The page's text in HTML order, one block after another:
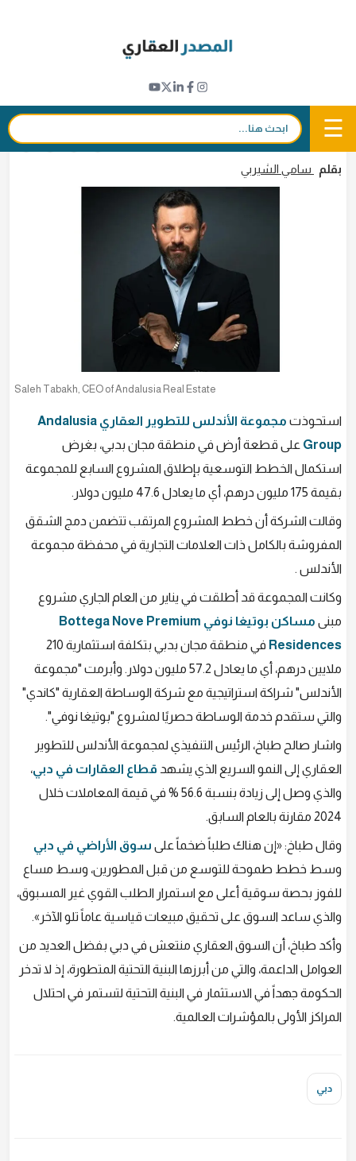
☰ بحث:
"الأندلس" تستحوذ على أرض في منطقة مجان
دبي لإطلاق مشروع عقاري بقيمة 47 مليون دولار
27 يناير 2025 - 17:58 f
𝕏
in
بقلم سامي الشيربي
Saleh Tabakh, CEO of Andalusia Real Estate
استحوذت
مجموعة الأندلس للتطوير العقاري Andalusia
Group على قطعة أرض في منطقة مجان بدبي، بغرض
استكمال الخطط التوسعية بإطلاق المشروع السابع للمجموعة
بقيمة 175 مليون درهم، أي ما يعادل 47.6 مليون دولار.
وقالت الشركة أن خطط المشروع المرتقب تتضمن دمج الشقق
المفروشة بالكامل ذات العلامات التجارية في محفظة مجموعة
الأندلس .
وكانت المجموعة قد أطلقت في يناير من العام الجاري مشروع
مبنى
مساكن بوتيغا نوفي Bottega Nove Premium
Residences
في منطقة مجان بدبي بتكلفة استثمارية 210
ملايين درهم، أي ما يعادل 57.2 مليون دولار. وأبرمت "مجموعة
الأندلس" شراكة استراتيجية مع شركة الوساطة العقارية "كاندي"
والتي ستقدم خدمة الوساطة حصريًا لمشروع "بوتيغا نوفي".
واشار صالح طباخ، الرئيس التنفيذي لمجموعة الأندلس للتطوير
العقاري إلى النمو السريع الذي يشهد قطاع العقارات في دبي،
والذي وصل إلى زيادة بنسبة 56.6 % في قيمة المعاملات خلال
2024 مقارنة بالعام السابق.
وقال طباخ: «إن هناك طلباً ضخماً على سوق الأراضي في دبي
وسط خطط طموحة للتوسع من قبل المطورين، وسط مساع
للفوز بحصة سوقية أعلى مع استمرار الطلب القوي غير المسبوق،
والذي ساعد السوق على تحقيق مبيعات قياسية عاماً تلو الآخر».
وأكد طباخ، أن السوق العقاري منتعش في دبي بفضل العديد من
العوامل الداعمة، والتي من أبرزها البنية التحتية المتطورة، إذ لا تدخر
الحكومة جهداً في الاستثمار في البنية التحتية لتستمر في احتلال
المراكز الأولى بالمؤشرات العالمية.
دبي